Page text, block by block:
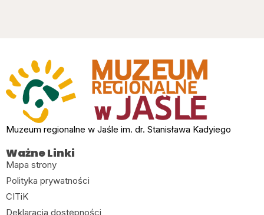
Muzeum regionalne w Jaśle im. dr. Stanisława Kadyiego
Ważne Linki
Mapa strony
Polityka prywatności
CITiK
Deklaracja dostępności